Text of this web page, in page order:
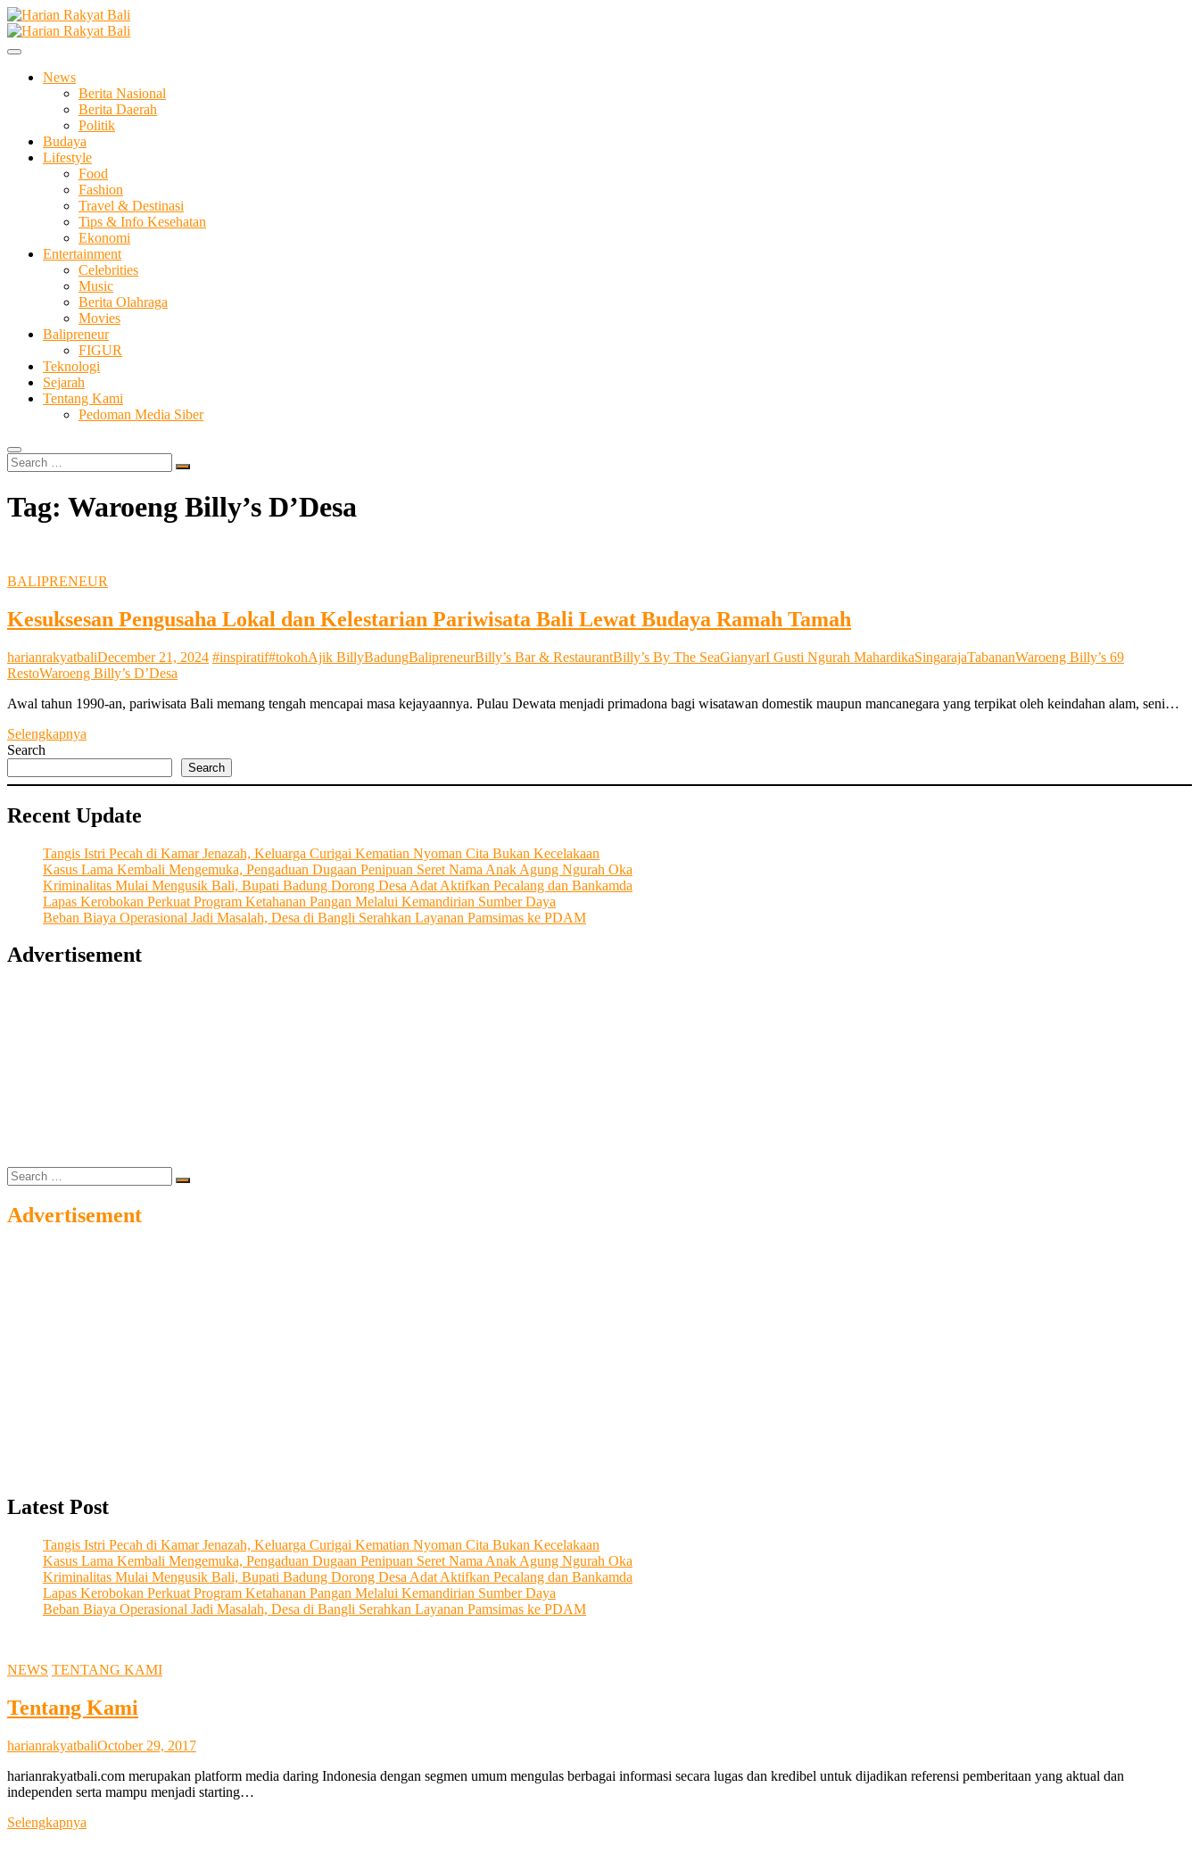
Skip
to
content
Harian Rakyat Bali
Membangun Semangat Kehidupan dan Berbangsa
News
Berita Nasional
Berita Daerah
Politik
Budaya
Lifestyle
Food
Fashion
Travel & Destinasi
Tips & Info Kesehatan
Ekonomi
Entertainment
Celebrities
Music
Berita Olahraga
Movies
Balipreneur
FIGUR
Teknologi
Sejarah
Tentang Kami
Pedoman Media Siber
Search
…
Tag: Waroeng Billy’s D’Desa
BALIPRENEUR
Kesuksesan Pengusaha Lokal dan Kelestarian Pariwisata Bali Lewat Budaya Ramah Tamah
harianrakyatbaliDecember 21, 2024 #inspiratif#tokohAjik BillyBadungBalipreneurBilly’s Bar & RestaurantBilly’s By The SeaGianyarI Gusti Ngurah MahardikaSingarajaTabananWaroeng Billy’s 69
RestoWaroeng Billy’s D’Desa
Awal tahun 1990-an, pariwisata Bali memang tengah mencapai masa kejayaannya. Pulau Dewata menjadi primadona bagi wisatawan domestik maupun mancanegara yang terpikat oleh keindahan alam, seni…
Selengkapnya
dan
Pariwisata
Bali
Lewat
Budaya
Ramah
Tamah
Search
Search
Recent Update
Tangis Istri Pecah di Kamar Jenazah, Keluarga Curigai Kematian Nyoman Cita Bukan Kecelakaan
Kasus Lama Kembali Mengemuka, Pengaduan Dugaan Penipuan Seret Nama Anak Agung Ngurah Oka
Kriminalitas Mulai Mengusik Bali, Bupati Badung Dorong Desa Adat Aktifkan Pecalang dan Bankamda
Lapas Kerobokan Perkuat Program Ketahanan Pangan Melalui Kemandirian Sumber Daya
Beban Biaya Operasional Jadi Masalah, Desa di Bangli Serahkan Layanan Pamsimas ke PDAM
Advertisement
Search
…
Advertisement
Latest Post
Tangis Istri Pecah di Kamar Jenazah, Keluarga Curigai Kematian Nyoman Cita Bukan Kecelakaan
Kasus Lama Kembali Mengemuka, Pengaduan Dugaan Penipuan Seret Nama Anak Agung Ngurah Oka
Kriminalitas Mulai Mengusik Bali, Bupati Badung Dorong Desa Adat Aktifkan Pecalang dan Bankamda
Lapas Kerobokan Perkuat Program Ketahanan Pangan Melalui Kemandirian Sumber Daya
Beban Biaya Operasional Jadi Masalah, Desa di Bangli Serahkan Layanan Pamsimas ke PDAM
NEWS TENTANG KAMI
Tentang Kami
harianrakyatbaliOctober 29, 2017
harianrakyatbali.com merupakan platform media daring Indonesia dengan segmen umum mengulas berbagai informasi secara lugas dan kredibel untuk dijadikan referensi pemberitaan yang aktual dan
independen serta mampu menjadi starting…
Selengkapnya